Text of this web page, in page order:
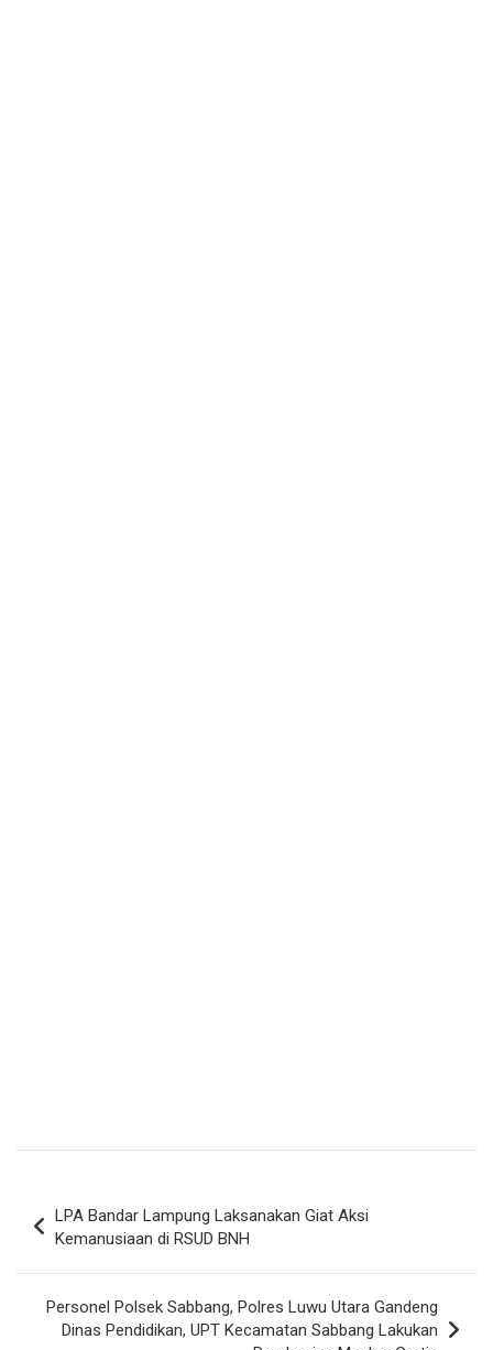
pos
LPA Bandar Lampung Laksanakan Giat Aksi
Kemanusiaan di RSUD BNH
Personel Polsek Sabbang, Polres Luwu Utara Gandeng
Dinas Pendidikan, UPT Kecamatan Sabbang Lakukan